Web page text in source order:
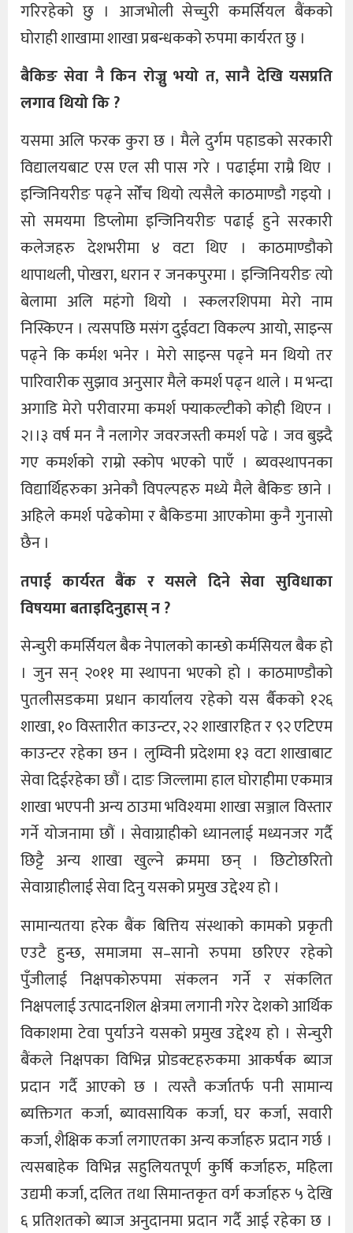
गरिरहेको छु । आजभोली सेच्चुरी कमर्सियल बैंकको
घोराही शाखामा शाखा प्रबन्धकको रुपमा कार्यरत छु ।
बैकिङ सेवा नै किन रोज्नु भयो त, सानै देखि यसप्रति
लगाव थियो कि ?
यसमा अलि फरक कुरा छ । मैले दुर्गम पहाडको सरकारी
विद्यालयबाट एस एल सी पास गरे । पढाईमा राम्रै थिए ।
इन्जिनियरीङ पढ्ने सोँच थियो त्यसैले काठमाण्डौ गइयो ।
सो समयमा डिप्लोमा इन्जिनियरीङ पढाई हुने सरकारी
कलेजहरु देशभरीमा ४ वटा थिए । काठमाण्डौको
थापाथली, पोखरा, धरान र जनकपुरमा । इन्जिनियरीङ त्यो
बेलामा अलि महंगो थियो । स्कलरशिपमा मेरो नाम
निस्किएन । त्यसपछि मसंग दुईवटा विकल्प आयो, साइन्स
पढ्ने कि कर्मश भनेर । मेरो साइन्स पढ्ने मन थियो तर
पारिवारीक सुझाव अनुसार मैले कमर्श पढ्न थाले । म भन्दा
अगाडि मेरो परीवारमा कमर्श फ्याकल्टीको कोही थिएन ।
२।।३ वर्ष मन नै नलागेर जवरजस्ती कमर्श पढे । जव बुझ्दै
गए कमर्शको राम्रो स्कोप भएको पाएँ । ब्यवस्थापनका
विद्यार्थिहरुका अनेकौ विपल्पहरु मध्ये मैले बैकिङ छाने ।
अहिले कमर्श पढेकोमा र बैकिङमा आएकोमा कुनै गुनासो
छैन ।
तपाई कार्यरत बैंक र यसले दिने सेवा सुविधाका
विषयमा बताइदिनुहास् न ?
सेन्चुरी कमर्सियल बैक नेपालको कान्छो कर्मसियल बैक हो
। जुन सन् २०११ मा स्थापना भएको हो । काठमाण्डौको
पुतलीसडकमा प्रधान कार्यालय रहेको यस र्बैकको १२६
शाखा, १० विस्तारीत काउन्टर, २२ शाखारहित र ९२ एटिएम
काउन्टर रहेका छन । लुम्विनी प्रदेशमा १३ वटा शाखाबाट
सेवा दिईरहेका छौं । दाङ जिल्लामा हाल घोराहीमा एकमात्र
शाखा भएपनी अन्य ठाउमा भविश्यमा शाखा सञ्जाल विस्तार
गर्ने योजनामा छौं । सेवाग्राहीको ध्यानलाई मध्यनजर गर्दै
छिट्टै अन्य शाखा खुल्ने क्रममा छन् । छिटोछरितो
सेवाग्राहीलाई सेवा दिनु यसको प्रमुख उद्देश्य हो ।
सामान्यतया हरेक बैंक बित्तिय संस्थाको कामको प्रकृती
एउटै हुन्छ, समाजमा स–सानो रुपमा छरिएर रहेको
पुँजीलाई निक्षपकोरुपमा संकलन गर्ने र संकलित
निक्षपलाई उत्पादनशिल क्षेत्रमा लगानी गरेर देशको आर्थिक
विकाशमा टेवा पुर्याउने यसको प्रमुख उद्देश्य हो । सेन्चुरी
बैंकले निक्षपका विभिन्न प्रोडक्टहरुकमा आकर्षक ब्याज
प्रदान गर्दै आएको छ । त्यस्तै कर्जातर्फ पनी सामान्य
ब्यक्तिगत कर्जा, ब्यावसायिक कर्जा, घर कर्जा, सवारी
कर्जा, शैक्षिक कर्जा लगाएतका अन्य कर्जाहरु प्रदान गर्छ ।
त्यसबाहेक विभिन्न सहुलियतपूर्ण कुर्षि कर्जाहरु, महिला
उद्यमी कर्जा, दलित तथा सिमान्तकृत वर्ग कर्जाहरु ५ देखि
६ प्रतिशतको ब्याज अनुदानमा प्रदान गर्दै आई रहेका छ ।